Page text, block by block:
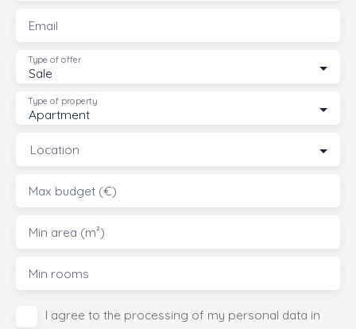
Email
Sale
Type of offer
Apartment
Type of property
Location
Max budget (€)
Min area (m²)
Min rooms
I agree to the processing of my personal data in